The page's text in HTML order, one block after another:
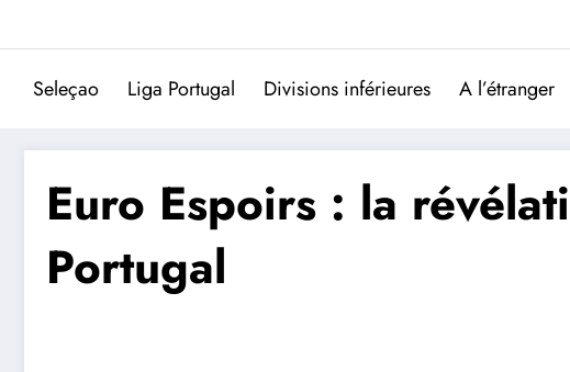
Seleçao Liga Portugal Divisions inférieures A l’étranger
Euro Espoirs : la
Portugal